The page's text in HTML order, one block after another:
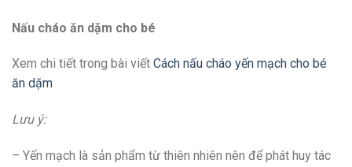
Nấu cháo ăn dặm cho bé
Xem chi tiết trong bài viết Cách nấu cháo yến mạch cho bé
ăn dặm
Lưu ý:
– Yến mạch là sản phẩm từ thiên nhiên nên để phát huy tác